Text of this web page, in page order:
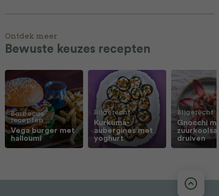
Ontdek meer
Bewuste keuzes recepten
Barbecue
recepten
Vega burger met
halloumi
Bijgerecht
Kurkuma-
aubergines met
yoghurt
Bijgerecht
Gnocchi
druiven